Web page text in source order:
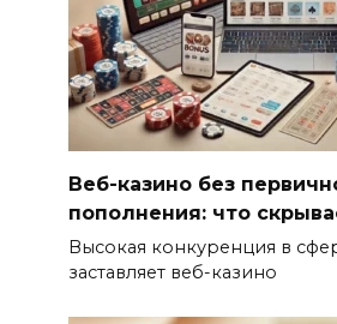
Веб-казино без
пополнения: что
Высокая конкуренция в
заставляет веб-казино